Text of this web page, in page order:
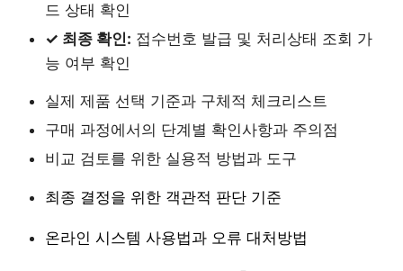
드 상태 확인
✓ 최종 확인: 접수번호 발급 및 처리상태 조회 가
능 여부 확인
실제 제품 선택 기준과 구체적 체크리스트
구매 과정에서의 단계별 확인사항과 주의점
비교 검토를 위한 실용적 방법과 도구
최종 결정을 위한 객관적 판단 기준
온라인 시스템 사용법과 오류 대처방법